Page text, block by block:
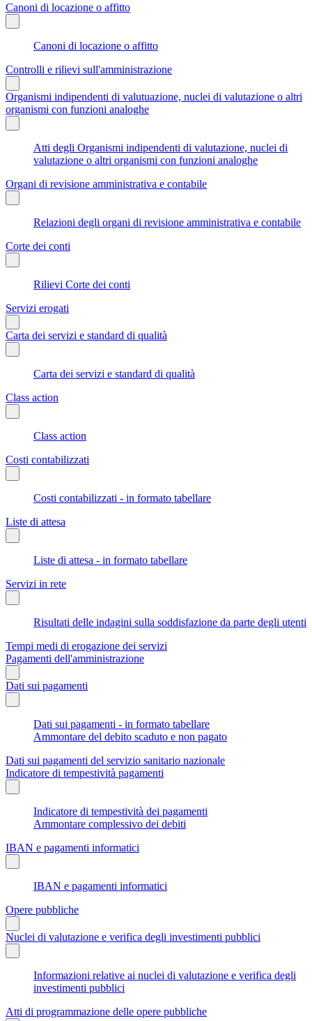
Canoni di locazione o affitto
Canoni di locazione o affitto
Controlli e rilievi sull'amministrazione
Organismi indipendenti di valutuazione, nuclei di valutazione o altri
organismi con funzioni analoghe
Atti degli Organismi indipendenti di valutazione, nuclei di
valutazione o altri organismi con funzioni analoghe
Organi di revisione amministrativa e contabile
Relazioni degli organi di revisione amministrativa e contabile
Corte dei conti
Rilievi Corte dei conti
Servizi erogati
Carta dei servizi e standard di qualità
Carta dei servizi e standard di qualità
Class action
Class action
Costi contabilizzati
Costi contabilizzati - in formato tabellare
Liste di attesa
Liste di attesa - in formato tabellare
Servizi in rete
Risultati delle indagini sulla soddisfazione da parte degli utenti
Tempi medi di erogazione dei servizi
Pagamenti dell'amministrazione
Dati sui pagamenti
Dati sui pagamenti - in formato tabellare
Ammontare del debito scaduto e non pagato
Dati sui pagamenti del servizio sanitario nazionale
Indicatore di tempestività pagamenti
Indicatore di tempestività dei pagamenti
Ammontare complessivo dei debiti
IBAN e pagamenti informatici
IBAN e pagamenti informatici
Opere pubbliche
Nuclei di valutazione e verifica degli investimenti pubblici
Informazioni relative ai nuclei di valutazione e verifica degli
investimenti pubblici
Atti di programmazione delle opere pubbliche